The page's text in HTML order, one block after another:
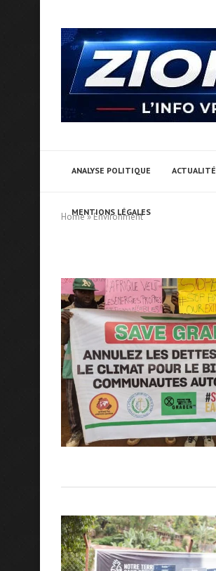
ANALYSE POLITIQUE ACTUALITÉ
MENTIONS LÉGALES
Home»Environment